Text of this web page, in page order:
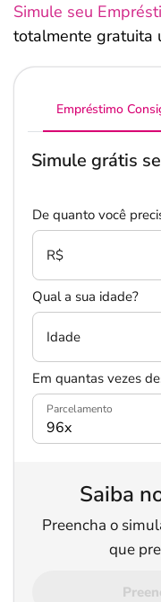
Simule seu
totalmente gratuita
Empréstimo
Simule grátis
De quanto você
R$
Qual a sua idade?
Idade
Em quantas vezes
Parcelamento
Saiba
Preencha o
que